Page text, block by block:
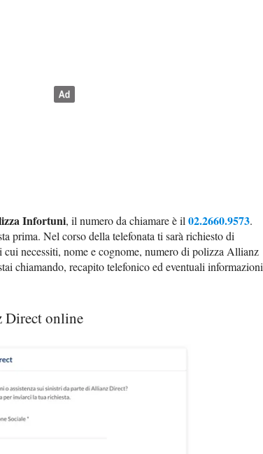
Infortuni, il numero da chiamare è il 02.2660.9573.
prima. Nel corso della telefonata ti sarà richiesto di
cui necessiti, nome e cognome, numero di polizza Allianz
chiamando, recapito telefonico ed eventuali informazioni
Direct online